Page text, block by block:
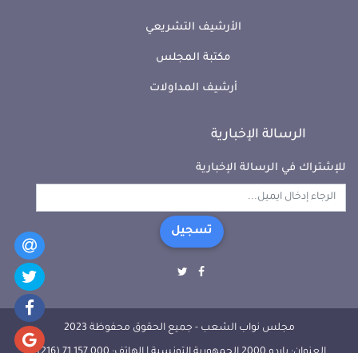
الأرشيف التشريعي
مكتبة المجلس
أرشيف المداولات
الرسالة الإخبارية
للإشتراك في الرسالة الإخبارية
تسجيل
مجلس نواب الشعب - جميع الحقوق محفوظة 2023